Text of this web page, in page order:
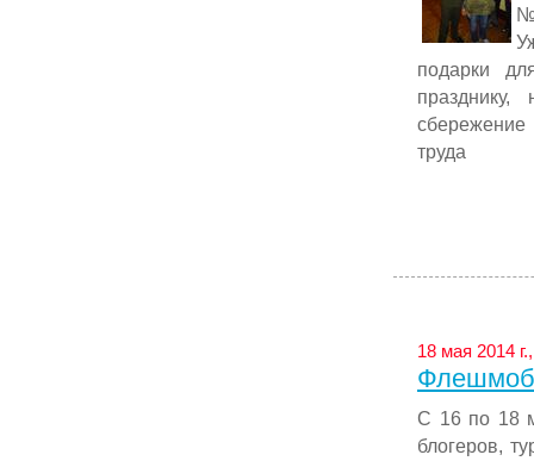
подарки
сбережение
труда
18 мая 2014
Флешмоб
С 16 по 18
блогеров,